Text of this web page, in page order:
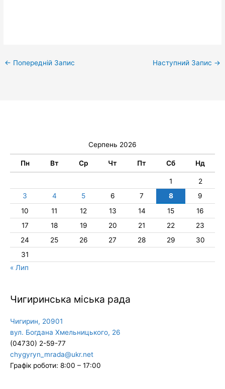
← Попередній Запис Наступний Запис →
Серпень 2026
Пн Вт Ср Чт Пт Сб Нд
1
2
3
4 5 6 7 8
9
10
11 12 13 14 15
16
17
18 19 20 21 22
23
24
25 26 27 28 29
30
31
« Лип
Чигиринська міська рада
Чигирин, 20901
вул. Богдана Хмельницького, 26
(04730) 2-59-77
chygyryn_mrada@ukr.net
Графік роботи: 8:00 – 17:00